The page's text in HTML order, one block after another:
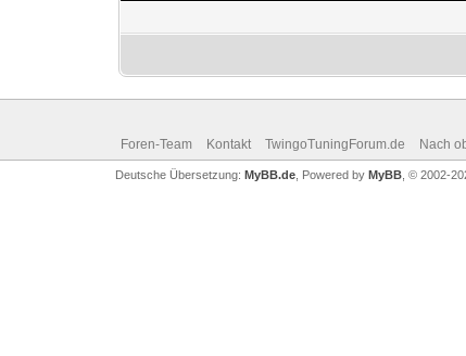
Foren-Team Kontakt TwingoTuningForum.de Nach
Deutsche Übersetzung: MyBB.de, Powered by MyBB, © 2002-